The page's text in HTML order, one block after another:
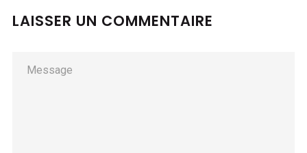
LAISSER UN COMMENTAIRE